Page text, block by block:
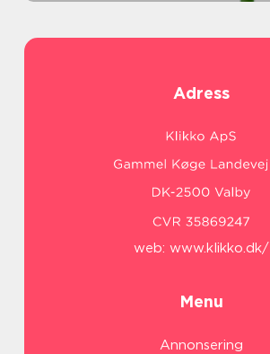
Adress
web: www.klikko.dk/
Menu
Annonsering